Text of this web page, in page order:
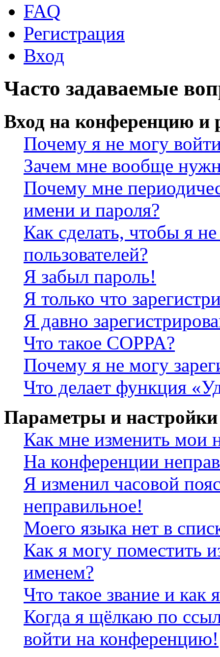
FAQ
Регистрация
Вход
Часто задаваемые
Вход на конференцию и
Почему я не могу
Зачем мне вообще
Почему мне
имени и пароля?
Как сделать, чтобы я
пользователей?
Я забыл пароль!
Я только что
Я давно
Что такое COPPA?
Почему я не могу
Что делает функция
Параметры и настройки
Как мне изменить мои
На конференции
Я изменил часовой
неправильное!
Моего языка нет в
Как я могу поместить
именем?
Что такое звание и как
Когда я щёлкаю по
войти на конференцию!